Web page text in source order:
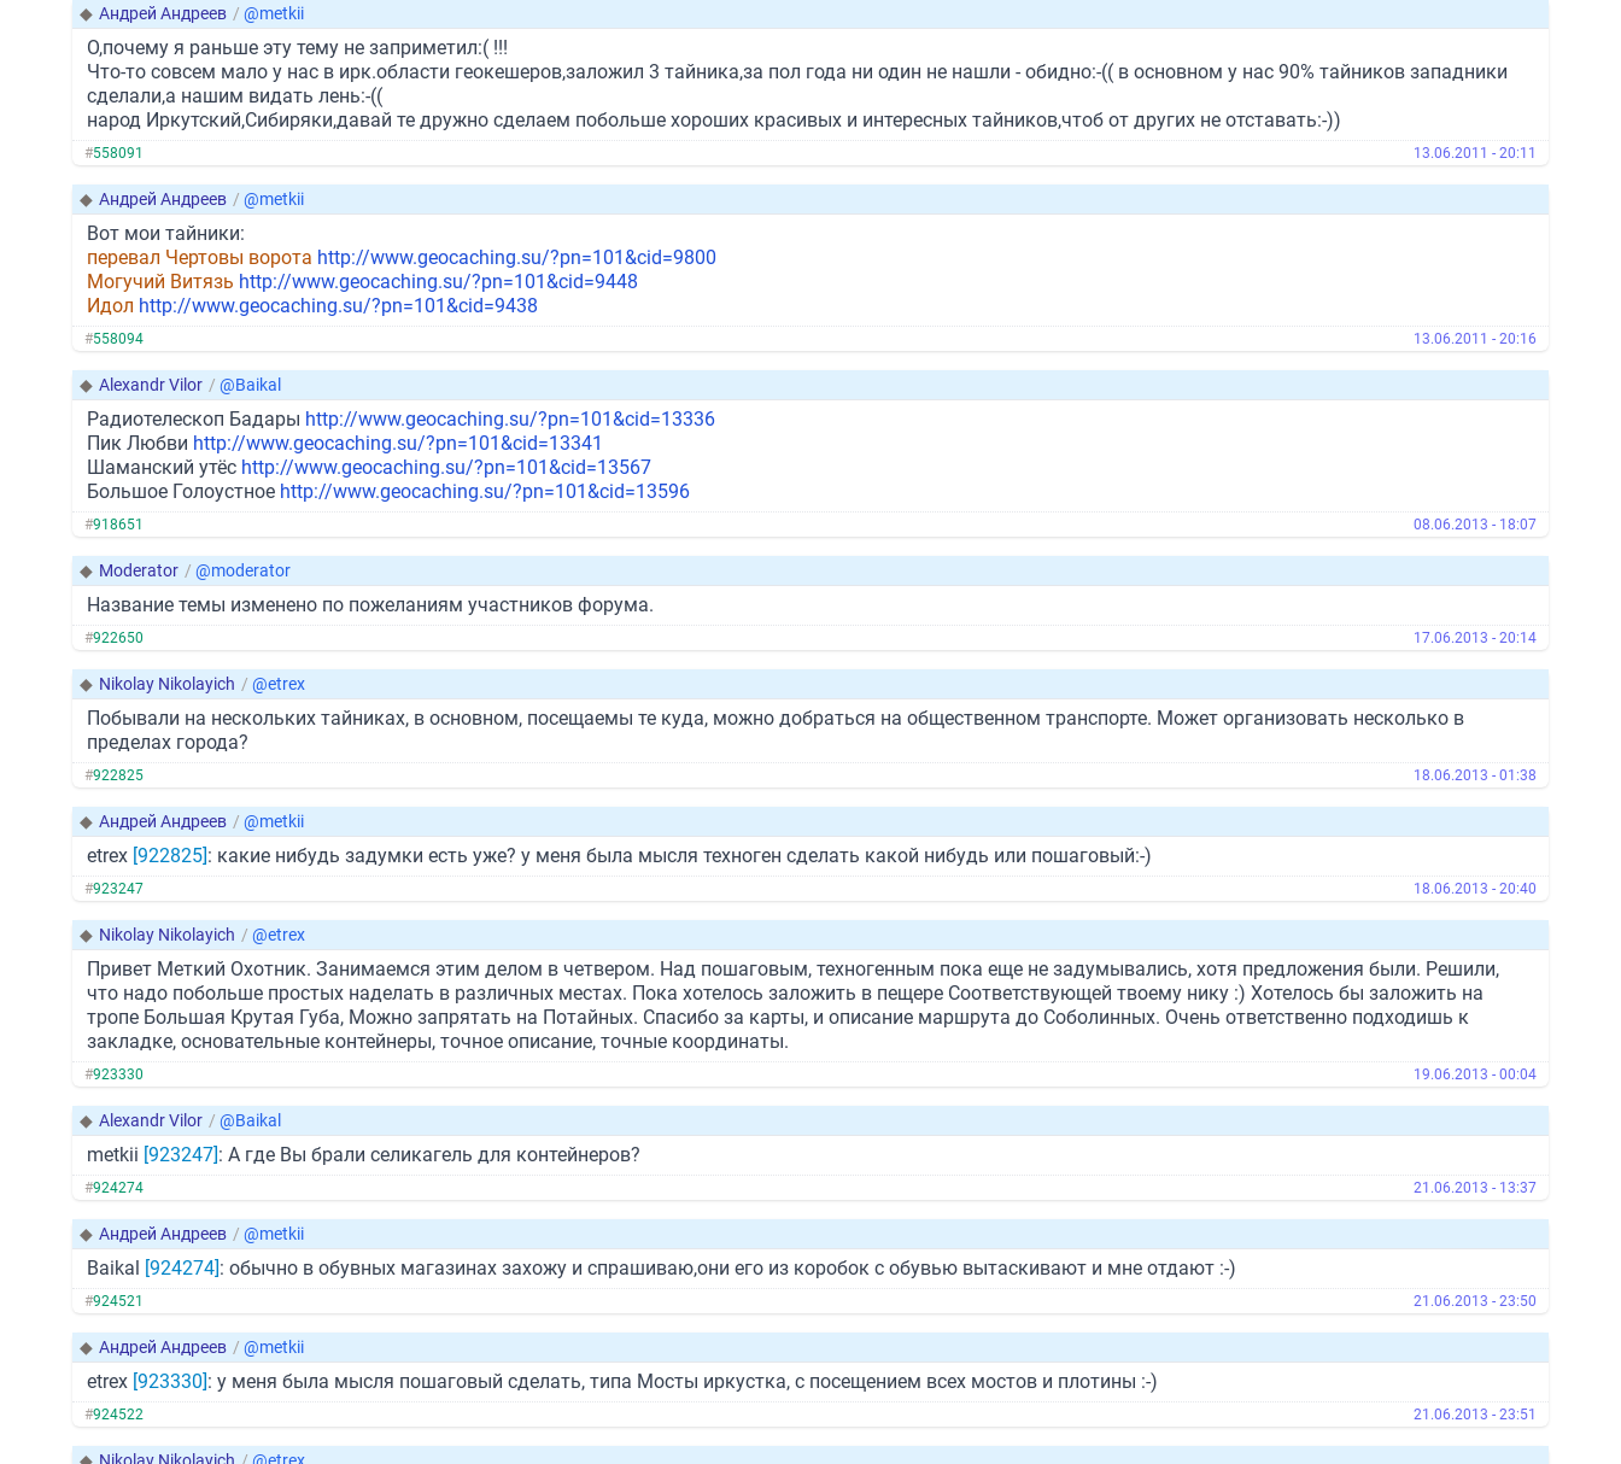
◆ Андрей Андреев / @metkii
О,почему я раньше эту тему не заприметил:( !!!
Что-то совсем мало у нас в ирк.области геокешеров,заложил 3 тайника,за пол года ни один не нашли - обидно:-(( в основном у нас 90% тайников западники
сделали,а нашим видать лень:-((
народ Иркутский,Сибиряки,давай те дружно сделаем побольше хороших красивых и интересных тайников,чтоб от других не отставать:-))
#558091 13.06.2011 - 20:11
◆ Андрей Андреев / @metkii
Вот мои тайники:
перевал Чертовы ворота http://www.geocaching.su/?pn=101&cid=9800
Могучий Витязь http://www.geocaching.su/?pn=101&cid=9448
Идол http://www.geocaching.su/?pn=101&cid=9438
#558094 13.06.2011 - 20:16
◆ Alexandr Vilor / @Baikal
Радиотелескоп Бадары http://www.geocaching.su/?pn=101&cid=13336
Пик Любви http://www.geocaching.su/?pn=101&cid=13341
Шаманский утёс http://www.geocaching.su/?pn=101&cid=13567
Большое Голоустное http://www.geocaching.su/?pn=101&cid=13596
#918651 08.06.2013 - 18:07
◆ Moderator / @moderator
Название темы изменено по пожеланиям участников форума.
#922650 17.06.2013 - 20:14
◆ Nikolay Nikolayich / @etrex
Побывали на нескольких тайниках, в основном, посещаемы те куда, можно добраться на общественном транспорте. Может организовать несколько в
пределах города?
#922825 18.06.2013 - 01:38
◆ Андрей Андреев / @metkii
etrex [922825]: какие нибудь задумки есть уже? у меня была мысля техноген сделать какой нибудь или пошаговый:-)
#923247 18.06.2013 - 20:40
◆ Nikolay Nikolayich / @etrex
Привет Меткий Охотник. Занимаемся этим делом в четвером. Над пошаговым, техногенным пока еще не задумывались, хотя предложения были. Решили,
что надо побольше простых наделать в различных местах. Пока хотелось заложить в пещере Соответствующей твоему нику :) Хотелось бы заложить на
тропе Большая Крутая Губа, Можно запрятать на Потайных. Спасибо за карты, и описание маршрута до Соболинных. Очень ответственно подходишь к
закладке, основательные контейнеры, точное описание, точные координаты.
#923330 19.06.2013 - 00:04
◆ Alexandr Vilor / @Baikal
metkii [923247]: А где Вы брали селикагель для контейнеров?
#924274 21.06.2013 - 13:37
◆ Андрей Андреев / @metkii
Baikal [924274]: обычно в обувных магазинах захожу и спрашиваю,они его из коробок с обувью вытаскивают и мне отдают :-)
#924521 21.06.2013 - 23:50
◆ Андрей Андреев / @metkii
etrex [923330]: у меня была мысля пошаговый сделать, типа Мосты иркустка, с посещением всех мостов и плотины :-)
#924522 21.06.2013 - 23:51